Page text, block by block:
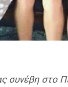
συνέβη στο